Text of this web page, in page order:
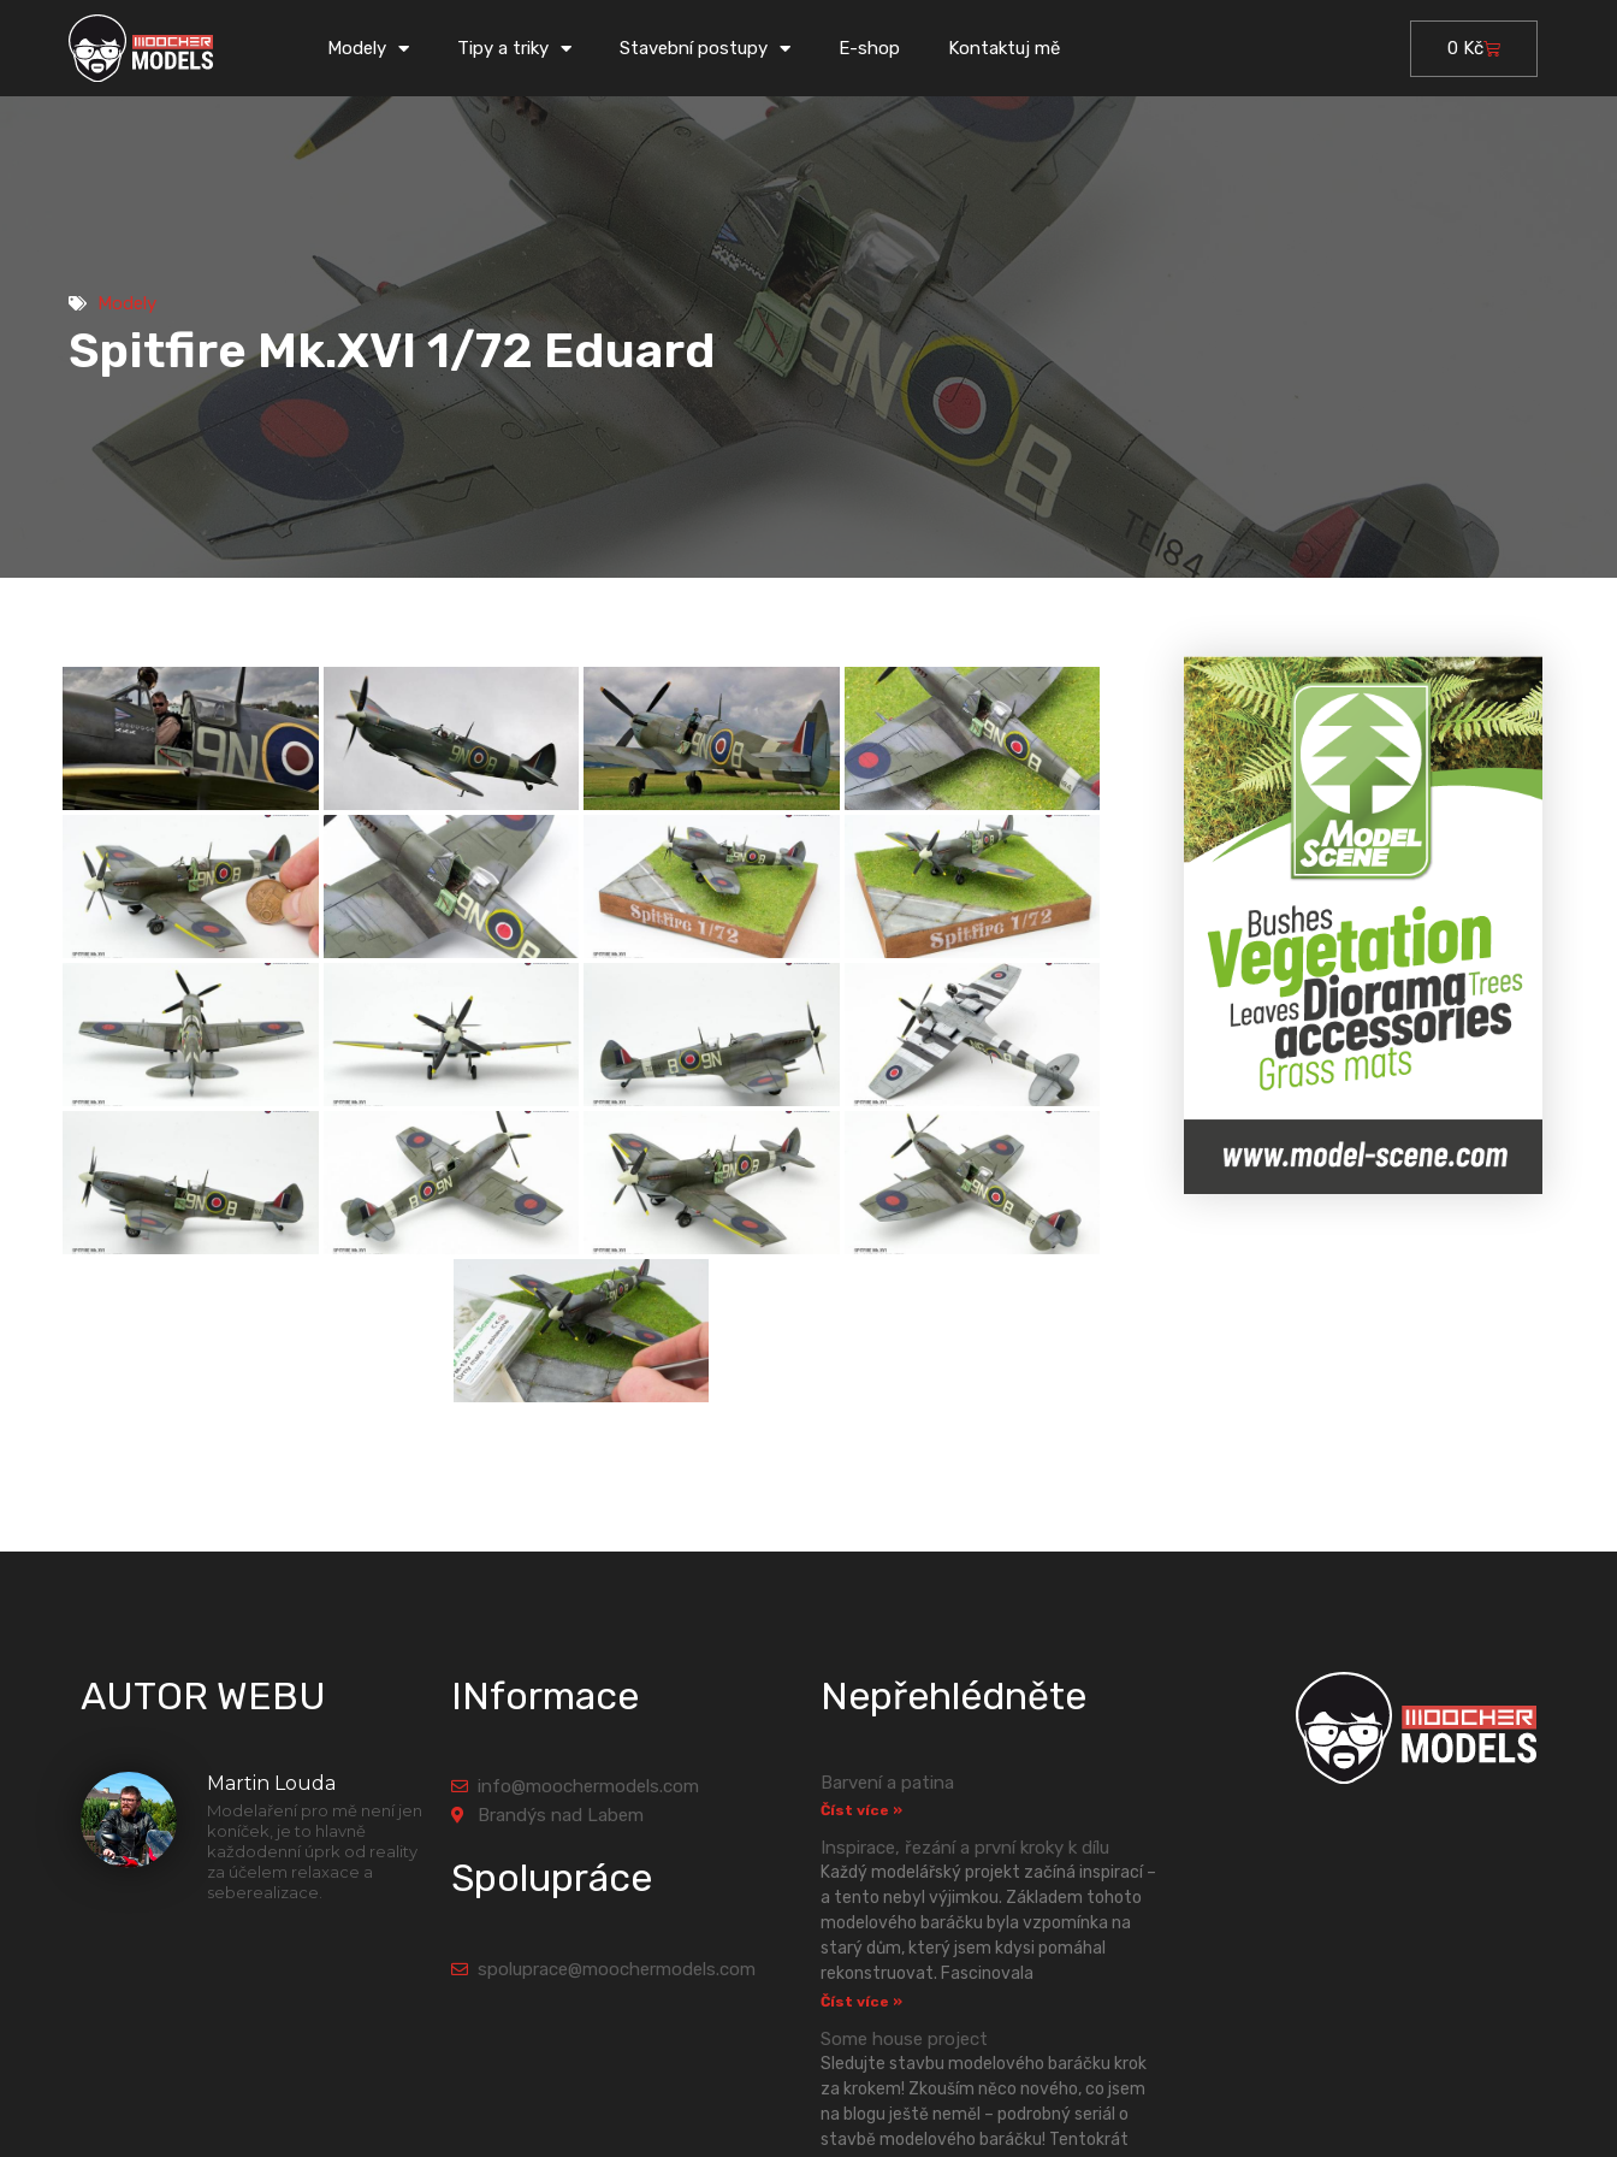
Modely Tipy a triky Stavební postupy E-shop Kontaktuj mě 0 Kč Cart
Modely
Spitfire Mk.XVI 1/72 Eduard
AUTOR WEBU
Martin Louda
Modelaření pro mě není jen
koníček, je to hlavně
každodenní úprk od reality
za účelem relaxace a
seberealizace.
INformace
info@moochermodels.com
Brandýs nad Labem
Spolupráce
spoluprace@moochermodels.com
Nepřehlédněte
Barvení a patina
Číst více »
Inspirace, řezání a první kroky k dílu
Každý modelářský projekt začíná inspirací –
a tento nebyl výjimkou. Základem tohoto
modelového baráčku byla vzpomínka na
starý dům, který jsem kdysi pomáhal
rekonstruovat. Fascinovala
Číst více »
Some house project
Sledujte stavbu modelového baráčku krok
za krokem! Zkouším něco nového, co jsem
na blogu ještě neměl – podrobný seriál o
stavbě modelového baráčku! Tentokrát